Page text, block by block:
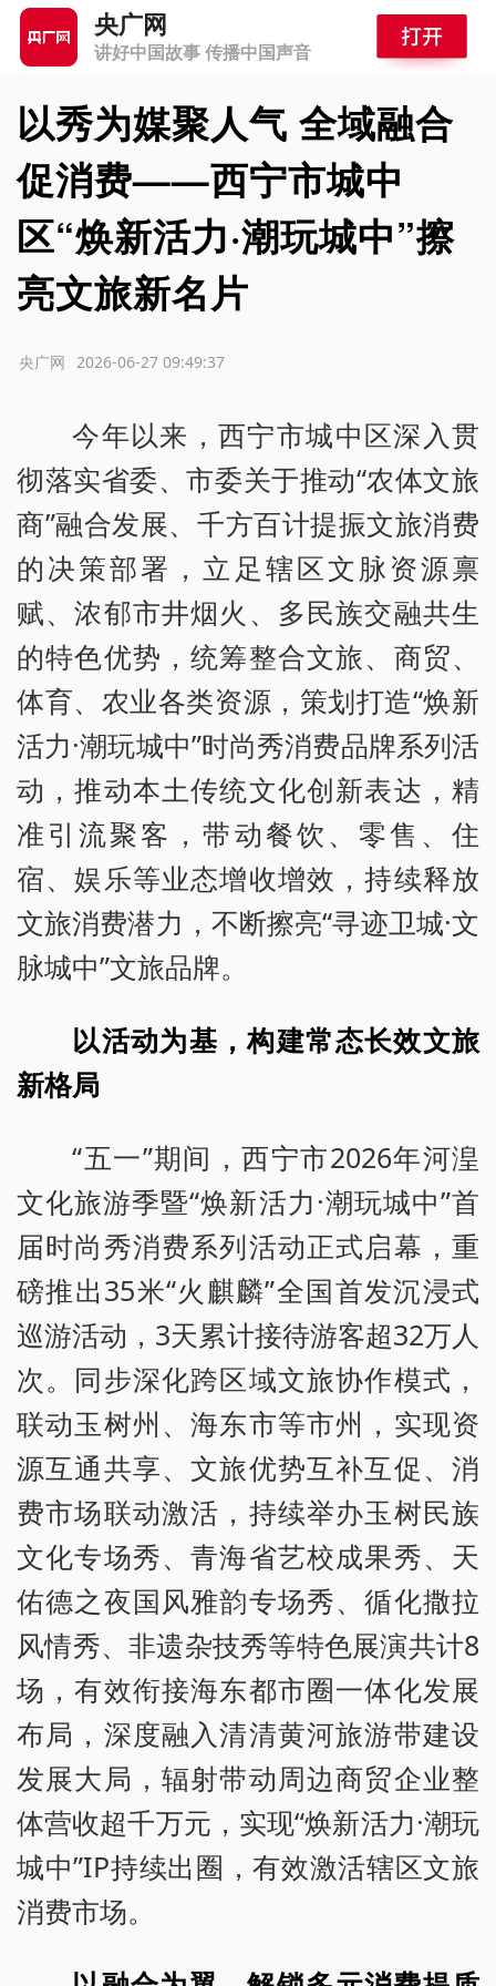
央广网
讲好中国故事 传播中国声音
以秀为媒聚人气 全域融合
促消费——西宁市城中
区“焕新活力·潮玩城中”擦
亮文旅新名片
2026-06-27 09:49:37
央广网
今年以来，西宁市城中区深入贯
彻落实省委、市委关于推动“农体文旅
商”融合发展、千方百计提振文旅消费
的决策部署，立足辖区文脉资源禀
赋、浓郁市井烟火、多民族交融共生
的特色优势，统筹整合文旅、商贸、
体育、农业各类资源，策划打造“焕新
活力·潮玩城中”时尚秀消费品牌系列活
动，推动本土传统文化创新表达，精
准引流聚客，带动餐饮、零售、住
宿、娱乐等业态增收增效，持续释放
文旅消费潜力，不断擦亮“寻迹卫城·文
脉城中”文旅品牌。
以活动为基，构建常态长效文旅
新格局
“五一”期间，西宁市2026年河湟
文化旅游季暨“焕新活力·潮玩城中”首
届时尚秀消费系列活动正式启幕，重
磅推出35米“火麒麟”全国首发沉浸式
巡游活动，3天累计接待游客超32万人
次。同步深化跨区域文旅协作模式，
联动玉树州、海东市等市州，实现资
源互通共享、文旅优势互补互促、消
费市场联动激活，持续举办玉树民族
文化专场秀、青海省艺校成果秀、天
佑德之夜国风雅韵专场秀、循化撒拉
风情秀、非遗杂技秀等特色展演共计8
场，有效衔接海东都市圈一体化发展
布局，深度融入清清黄河旅游带建设
发展大局，辐射带动周边商贸企业整
体营收超千万元，实现“焕新活力·潮玩
城中”IP持续出圈，有效激活辖区文旅
消费市场。